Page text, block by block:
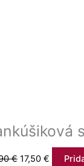
€ 17,50 €